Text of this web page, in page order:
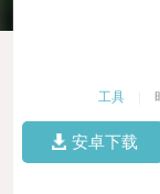
工具
安卓下载